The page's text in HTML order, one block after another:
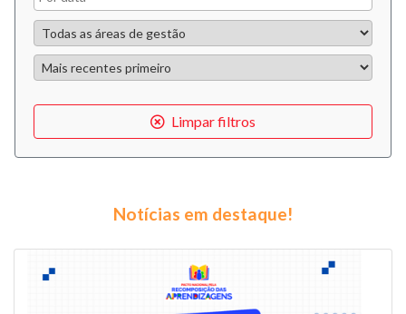
Limpar filtros
Notícias em destaque!